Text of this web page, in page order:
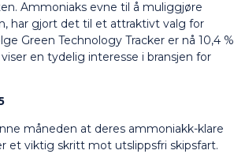
Ammoniaks evne til å muliggjøre
har gjort det til et attraktivt valg for
Green Technology Tracker er nå 10,4 %
en tydelig interesse i bransjen for
måneden at deres ammoniakk-klare
et viktig skritt mot utslippsfri skipsfart.